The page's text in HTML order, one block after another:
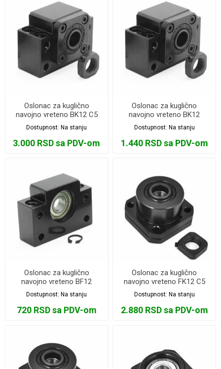
Oslonac za kuglično
navojno vreteno BK12 C5
Dostupnost:Na stanju
3.000 RSD sa PDV-om
Oslonac za kuglično
navojno vreteno BK12
Dostupnost: Na stanju
1.440 RSD sa PDV-om
Oslonac za kuglično
navojno vreteno BF12
Dostupnost: Na stanju
720 RSD sa PDV-om
Oslonac za kuglično
navojno vreteno FK12 C5
Dostupnost: Na stanju
2.880 RSD sa PDV-om